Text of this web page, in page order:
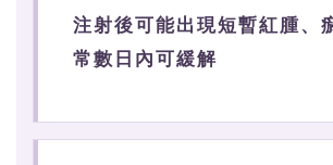
注射後可能出現短暫紅腫、
常數日內可緩解